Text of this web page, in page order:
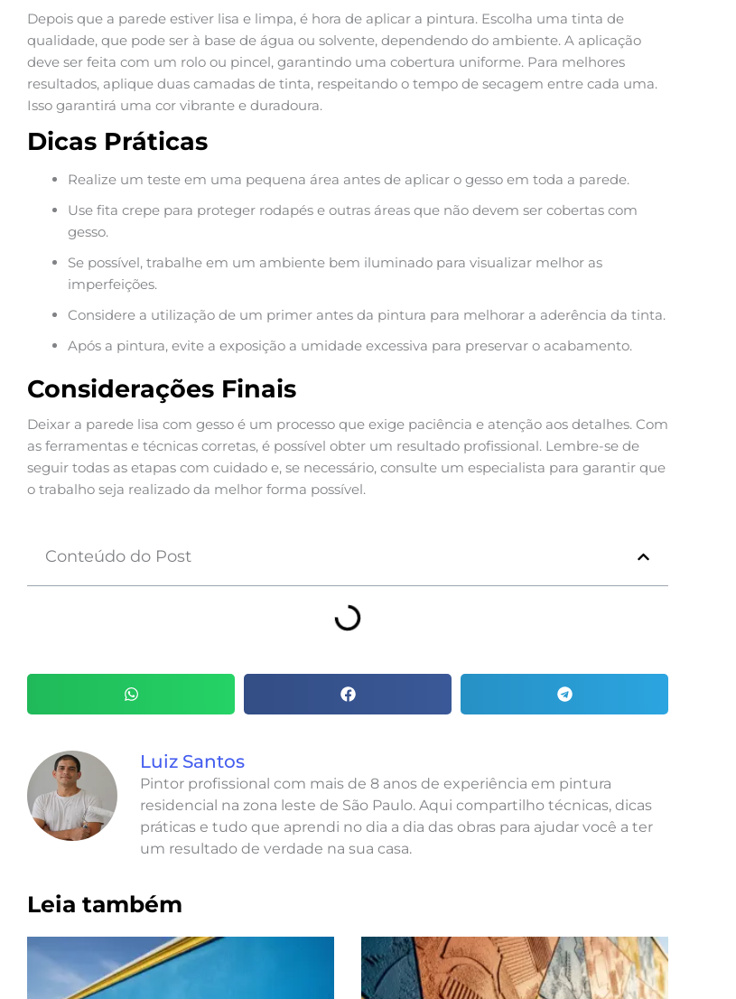
Depois que a parede estiver lisa e limpa, é hora de aplicar a pintura. Escolha uma tinta de
qualidade, que pode ser à base de água ou solvente, dependendo do ambiente. A aplicação
deve ser feita com um rolo ou pincel, garantindo uma cobertura uniforme. Para melhores
resultados, aplique duas camadas de tinta, respeitando o tempo de secagem entre cada uma.
Isso garantirá uma cor vibrante e duradoura.
Dicas Práticas
Realize um teste em uma pequena área antes de aplicar o gesso em toda a parede.
Use fita crepe para proteger rodapés e outras áreas que não devem ser cobertas com
gesso.
Se possível, trabalhe em um ambiente bem iluminado para visualizar melhor as
imperfeições.
Considere a utilização de um primer antes da pintura para melhorar a aderência da tinta.
Após a pintura, evite a exposição a umidade excessiva para preservar o acabamento.
Considerações Finais
Deixar a parede lisa com gesso é um processo que exige paciência e atenção aos detalhes. Com
as ferramentas e técnicas corretas, é possível obter um resultado profissional. Lembre-se de
seguir todas as etapas com cuidado e, se necessário, consulte um especialista para garantir que
o trabalho seja realizado da melhor forma possível.
Conteúdo do Post
Luiz Santos
Pintor profissional com mais de 8 anos de experiência em pintura
residencial na zona leste de São Paulo. Aqui compartilho técnicas, dicas
práticas e tudo que aprendi no dia a dia das obras para ajudar você a ter
um resultado de verdade na sua casa.
Leia também